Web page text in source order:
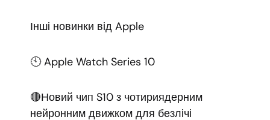
Інші новинки від Apple
🕙 Apple Watch Series 10
🔴Новий чип S10 з чотириядерним
нейронним движком для безлічі